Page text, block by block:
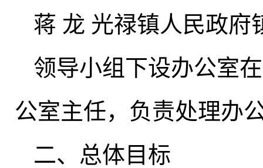
蒋 龙 光禄镇人民政府
领导小组下设办公室
公室主任，负责处理办
二、总体目标